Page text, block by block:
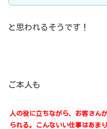
と思われるそうです！
ご本人も
人の役に立ちながら、お客さん
られる。こんないい仕事はあま